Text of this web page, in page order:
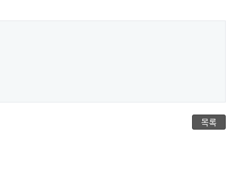
목록